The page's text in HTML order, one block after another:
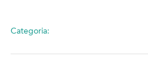
Categoria: